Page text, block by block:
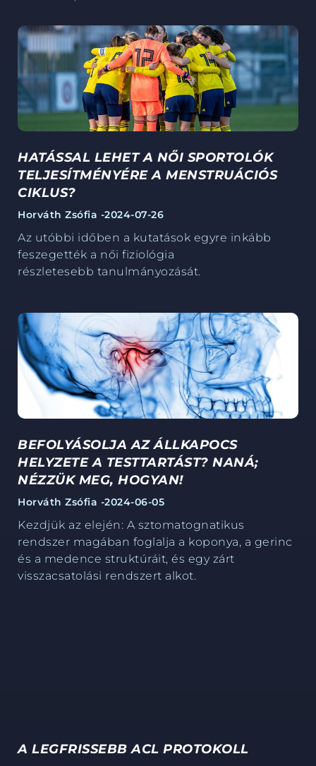
HATÁSSAL LEHET A NŐI SPORTOLÓK
TELJESÍTMÉNYÉRE A MENSTRUÁCIÓS
CIKLUS?
Horváth Zsófia -2024-07-26
Az utóbbi időben a kutatások egyre inkább
feszegették a női fiziológia
részletesebb tanulmányozását.
BEFOLYÁSOLJA AZ ÁLLKAPOCS
HELYZETE A TESTTARTÁST? NANÁ;
NÉZZÜK MEG, HOGYAN!
Horváth Zsófia -2024-06-05
Kezdjük az elején: A sztomatognatikus
rendszer magában foglalja a koponya, a gerinc
és a medence struktúráit, és egy zárt
visszacsatolási rendszert alkot.
A LEGFRISSEBB ACL PROTOKOLL